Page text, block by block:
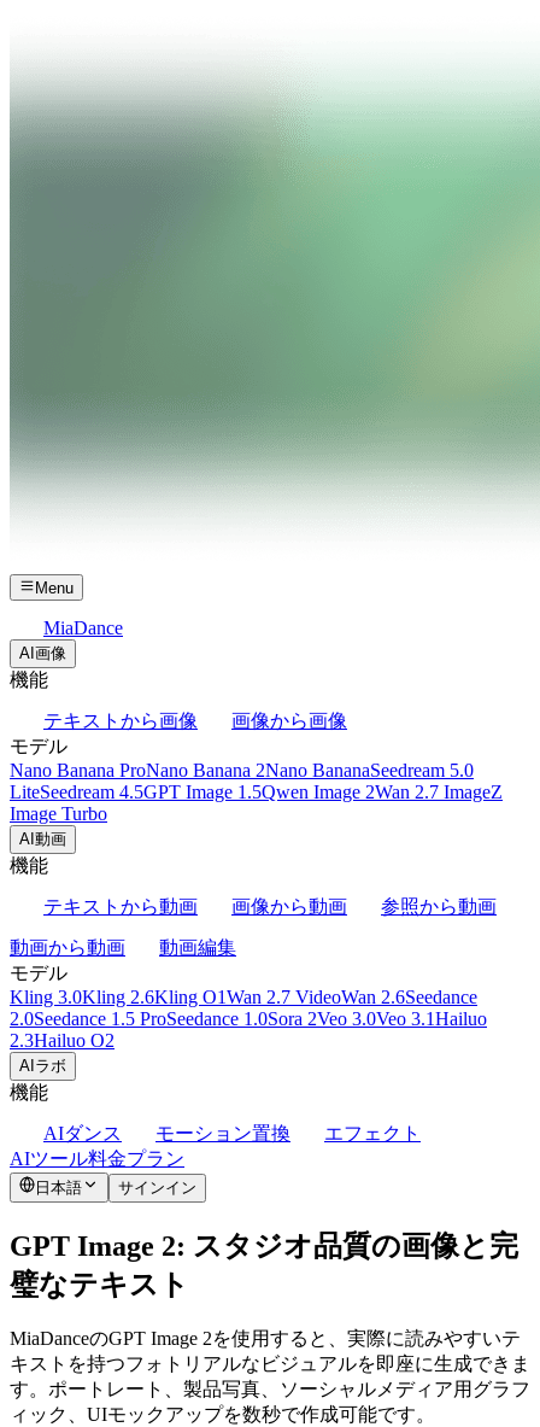
Menu
MiaDance
AI画像
機能
テキストから画像
画像から画像
モデル
Nano Banana ProNano Banana 2Nano BananaSeedream 5.0
LiteSeedream 4.5GPT Image 1.5Qwen Image 2Wan 2.7 ImageZ
Image Turbo
AI動画
機能
テキストから動画
画像から動画
参照から動画
動画から動画
動画編集
モデル
Kling 3.0Kling 2.6Kling O1Wan 2.7 VideoWan 2.6Seedance
2.0Seedance 1.5 ProSeedance 1.0Sora 2Veo 3.0Veo 3.1Hailuo
2.3Hailuo O2
AIラボ
機能
AIダンス
モーション置換
エフェクト
AIツール料金プラン
日本語 サインイン
GPT Image 2: スタジオ品質の画像と完
璧なテキスト
MiaDanceのGPT Image 2を使用すると、実際に読みやすいテ
キストを持つフォトリアルなビジュアルを即座に生成できま
す。ポートレート、製品写真、ソーシャルメディア用グラフ
ィック、UIモックアップを数秒で作成可能です。